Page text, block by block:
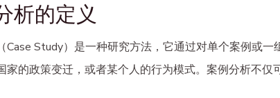
析的定义
Case Study）是一种研究方法，它通过对单个案例或
家的政策变迁，或者某个人的行为模式。案例分析不仅